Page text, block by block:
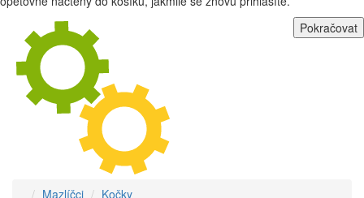
Pokračovat
Mazlíčci Kočky